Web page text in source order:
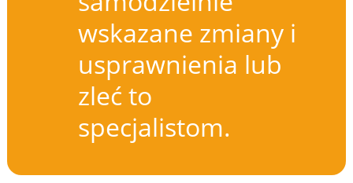
wskazane zmiany i
usprawnienia lub
zleć to
specjalistom.